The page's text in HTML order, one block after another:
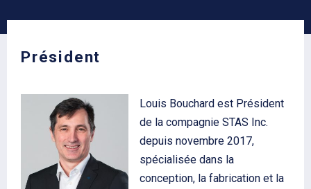
Président
Louis Bouchard est Président
de la compagnie STAS Inc.
depuis novembre 2017,
spécialisée dans la
conception, la fabrication et la